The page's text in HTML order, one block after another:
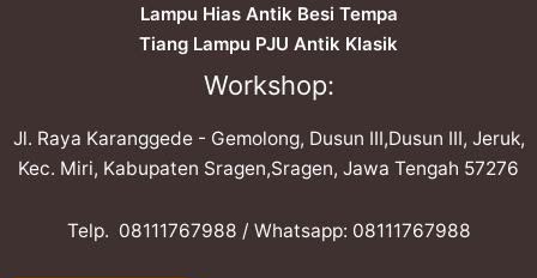
Lampu Hias Antik Besi Tempa
Tiang Lampu PJU Antik Klasik
Workshop:
Jl. Raya Karanggede - Gemolong, Dusun III,Dusun III, Jeruk,
Kec. Miri, Kabupaten Sragen,Sragen, Jawa Tengah 57276
Telp. ​08111767988 / Whatsapp: ​08111767988